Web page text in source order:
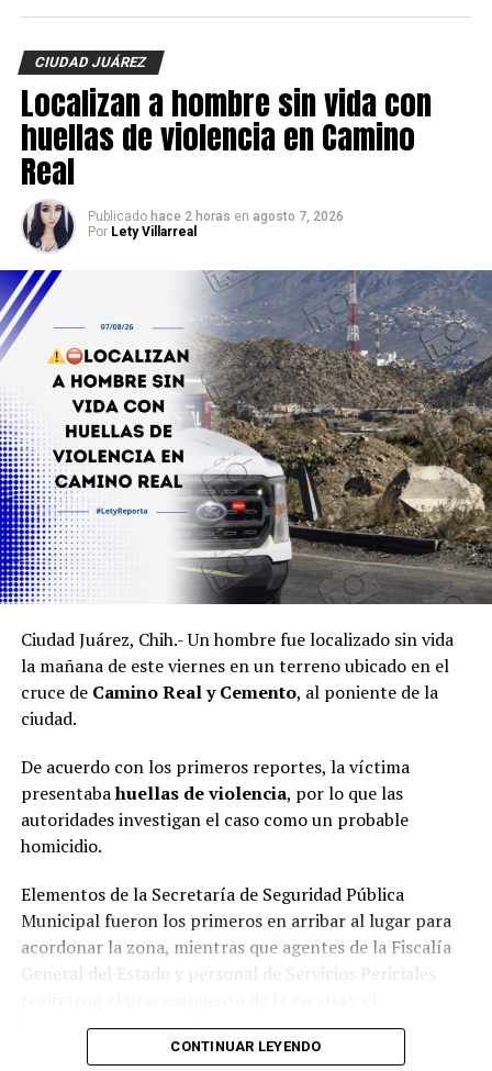
CIUDAD JUÁREZ
Localizan a hombre sin vida con
huellas de violencia en Camino
Real
Publicado hace 2 horas en agosto 7, 2026
Por Lety Villarreal
Ciudad Juárez, Chih.- Un hombre fue localizado sin vida
la mañana de este viernes en un terreno ubicado en el
cruce de Camino Real y Cemento, al poniente de la
ciudad.
De acuerdo con los primeros reportes, la víctima
presentabahuellas de violencia, por lo que las
autoridades investigan el caso como un probable
homicidio.
Elementos de la Secretaría de Seguridad Pública
Municipal fueron los primeros en arribar al lugar para
acordonar la zona, mientras que agentes de la Fiscalía
General del Estado y personal de Servicios Periciales
levantamiento de evidencias.
CONTINUAR LEYENDO